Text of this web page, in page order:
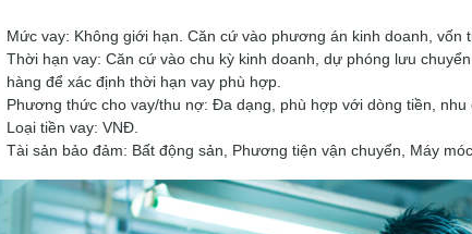
Mức vay: Không giới hạn. Căn cứ vào phương án kinh doanh,
Thời hạn vay: Căn cứ vào chu kỳ kinh doanh, dự phóng lưu
hàng để xác định thời hạn vay phù hợp.
Phương thức cho vay/thu nợ: Đa dạng, phù hợp với dòng tiền, nhu
Loại tiền vay: VNĐ.
Tài sản bảo đảm: Bất động sản, Phương tiện vận chuyển, Máy